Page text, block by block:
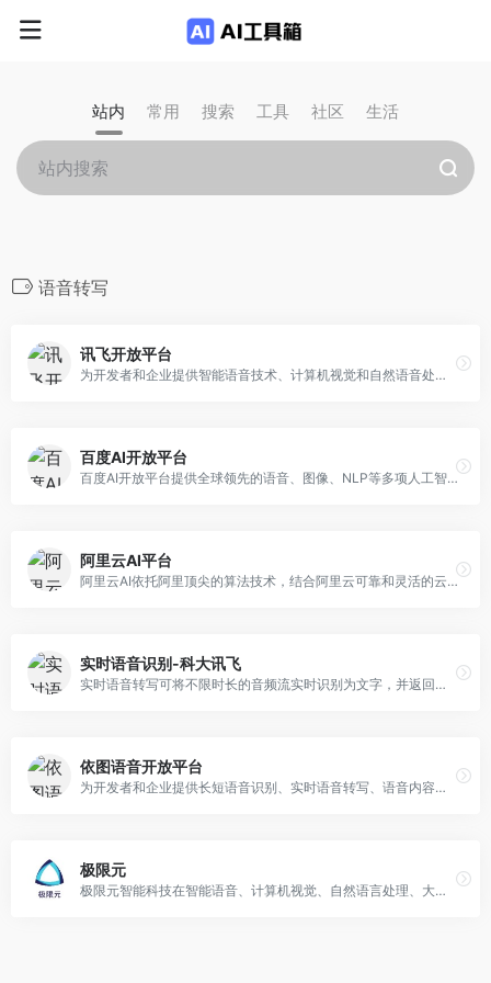
站内 常用 搜索 工具 社区 生活
语音转写
讯飞开放平台
为开发者和企业提供智能语音技术、计算机视觉和自然语音处理技术，一站式人机智能语音交互解决方案
百度AI开放平台
百度AI开放平台提供全球领先的语音、图像、NLP等多项人工智能技术，开放对话式人工智能系统、智能驾驶系统两大行业生态，共享AI领域最新的应用场景和解决方案
阿里云AI平台
阿里云AI依托阿里顶尖的算法技术，结合阿里云可靠和灵活的云计算基础设施和平台服务，帮助企业简化IT框架、实现商业价值、加速数智化转型。阿里云数十项AI能力，稳定、易用、能力突出，是AI技术应用、开发的不二之选。
实时语音识别-科大讯飞
实时语音转写可将不限时长的音频流实时识别为文字，并返回带有时间戳的文字流，新增翻译功能，适用于跨语种会议、国际赛事直播等多言语场景
依图语音开放平台
为开发者和企业提供长短语音识别、实时语音转写、语音内容审核、会议超级本等产品服务
极限元
极限元智能科技在智能语音、计算机视觉、自然语言处理、大数据分析等技术领域有多年技术积累，推出了一些系列云端、桌面端、移动端、嵌入式端的跨平台AI技术解决方案，产品和服务广泛应用在教育、安全、交通、智能硬件、泛娱乐等多个行业。